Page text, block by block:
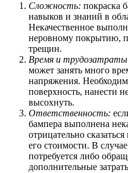
Сложность: покраска
навыков и знаний в
Некачественное
неровному покрытию,
трещин.
Время и
может занять много
напряжения.
поверхность, нанести
высохнуть.
Ответственность:
бампера выполнена
отрицательно
его стоимости. В
потребуется либо
дополнительные